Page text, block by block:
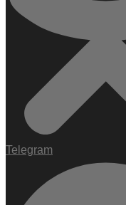
Telegram